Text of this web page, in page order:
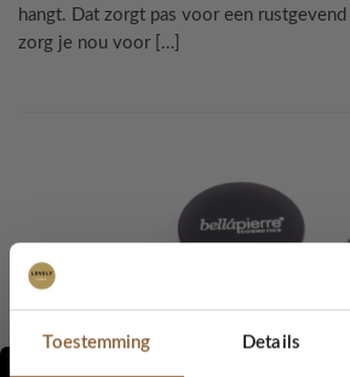
Toestemming Details
hangt. Dat zorgt pas voor een
zorg je nou voor […]